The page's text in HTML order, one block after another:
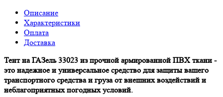
Описание
Характеристики
Оплата
Доставка
Тент на ГАЗель 33023 из прочной армированной ПВХ ткани -
это надежное и универсальное средство для защиты вашего
транспортного средства и груза от внешних воздействий и
неблагоприятных погодных условий.